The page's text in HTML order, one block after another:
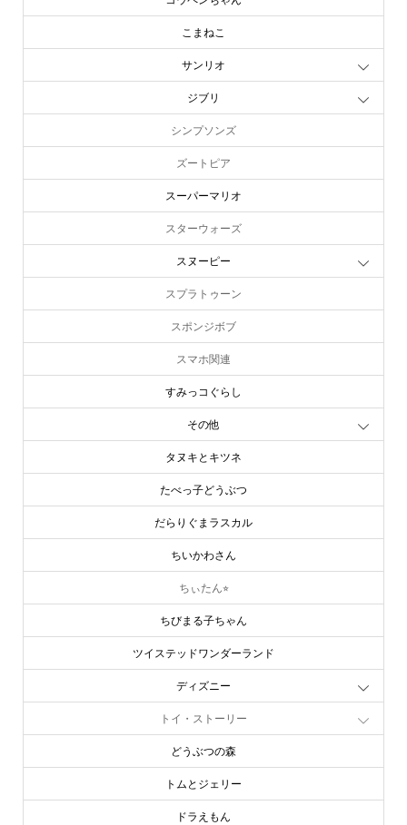
こまねこ
サンリオ
ジブリ
シンプソンズ
ズートピア
スーパーマリオ
スターウォーズ
スヌーピー
スプラトゥーン
スポンジボブ
スマホ関連
すみっコぐらし
その他
タヌキとキツネ
たべっ子どうぶつ
だらりぐまラスカル
ちいかわさん
ちぃたん⭐︎
ちびまる子ちゃん
ツイステッドワンダーランド
ディズニー
トイ・ストーリー
どうぶつの森
トムとジェリー
ドラえもん